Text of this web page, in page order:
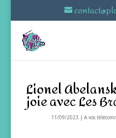
Lionel
joie avec Les
11/09/2023 |A vos